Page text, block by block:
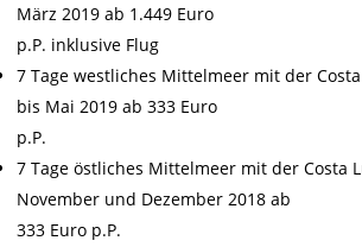
März 2019 ab 1.449 Euro
p.P. inklusive Flug
7 Tage westliches Mittelmeer mit der
bis Mai 2019 ab 333 Euro
p.P.
7 Tage östliches Mittelmeer mit der Costa
November und Dezember 2018 ab
333 Euro p.P.